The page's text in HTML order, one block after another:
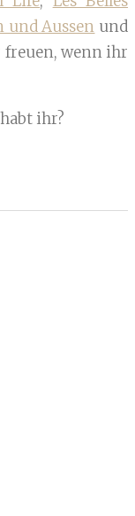
und Aussen und
freuen, wenn ihr
ihr?